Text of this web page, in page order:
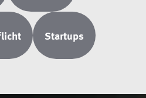
Startups